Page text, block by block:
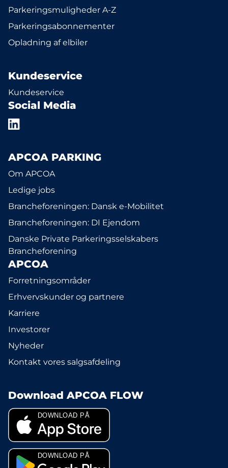
Parkeringsmuligheder A-Z
Parkeringsabonnementer
Opladning af elbiler
Kundeservice
Kundeservice
Social Media
APCOA PARKING
Om APCOA
Ledige jobs
Brancheforeningen: Dansk e-Mobilitet
Brancheforeningen: DI Ejendom
Danske Private Parkeringsselskabers
Brancheforening
APCOA
Forretningsområder
Erhvervskunder og partnere
Karriere
Investorer
Nyheder
Kontakt vores salgsafdeling
Download APCOA FLOW